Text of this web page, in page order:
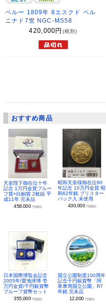
ペルー 1809年 8エスクド ペル
ニナド7世 NGC-MS58
420,000 円 (税別)
おすすめ商品
天皇陛下御在位十年
記念 1万円金貨プルー
フ貨+白銅貨 2枚組 平
成11年 完未品
458,000 円(税別)
昭和天皇様御在位60
年記念 10万円金貨 昭
和62年銘 ブリスター
パック入 未使用
430,000 円(税別)
日本国際博覧会記念
2005年/愛地球博 壱
万円金貨/千円銀貨幣
プルーフ貨幣セット
355,000 円(税別)
国立公園制度100周年
記念千円銀貨幣「阿
寒摩周国立公園」R7
年銘 完未品
12,000 円(税別)